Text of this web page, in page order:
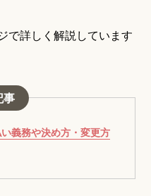
で詳しく解説しています
事
義務や決め方・変更方